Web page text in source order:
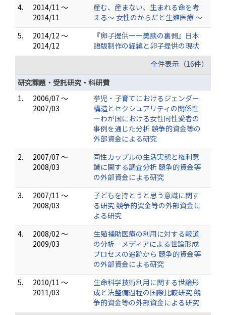
4.
2014/11 ～
2014/11
産む、産まない、生まれる命を考
える～ 女性のからだと生殖医療 ～
5.
2014/12 ～
2014/12
『卵子提供ーー美談の裏側』日本
語版制作の経緯と卵子提供の現状
全件表示（16件）
研究課題・受託研究・科研費
1.
2006/07 ～
2007/03
挙児・子育てにおけるジェンダー
構造とセクシュアリティの関係性
―わが国における女性同性愛者の
事例を通じた分析 競争的資金等の
外部資金による研究
2.
2007/07 ～
2008/03
同性カップルの生活実態と権利意
識に関する調査分析 競争的資金等
の外部資金による研究
3.
2007/11 ～
2008/03
子どもを持とうと思う意識に関す
る研究 競争的資金等の外部資金に
よる研究
4.
2008/02 ～
2009/03
生殖補助医療の利用に対する報道
の分析―メディアによる世論形成
プロセスの追跡から 競争的資金等
の外部資金による研究
5.
2010/11 ～
2011/03
生命科学技術利用に関する世論形
成と法整備過程の国際比較研究 競
争的資金等の外部資金による研究